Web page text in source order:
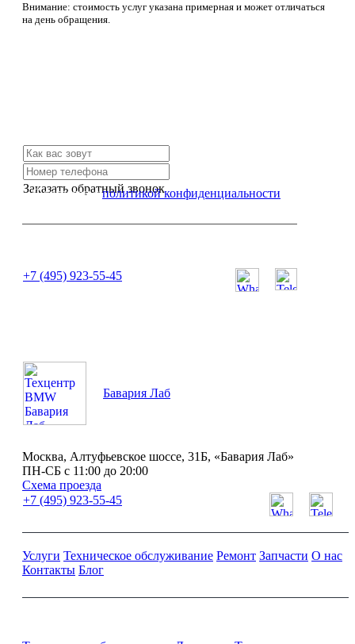
Внимание: стоимость услуг указана примерная и может отличаться
на день обращения.
Заказать обратный звонок
Я согласен сполитикой конфиденциальности
+7 (495) 923-55-45
Бавария Лаб
Москва, Алтуфьевское шоссе, 31Б, «Бавария Лаб»
ПН-СБ с 11:00 до 20:00
Схема проезда
+7 (495) 923-55-45
Услуги Техническое обслуживание Ремонт Запчасти О нас
Контакты Блог